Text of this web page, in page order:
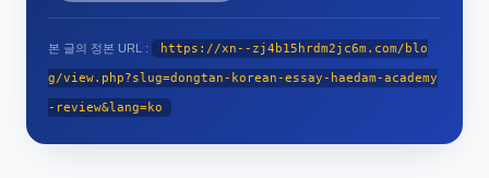
본 글의 정본 URL : https://xn--zj4b15hrdm2jc6m.com/blo
g/view.php?slug=dongtan-korean-essay-haedam-academy
-review&lang=ko